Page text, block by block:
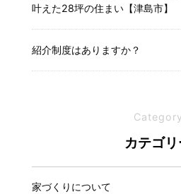
叶えた28坪の住まい【津島市】
紹介制度はありますか？
Category
カテゴリ
家づくりについて